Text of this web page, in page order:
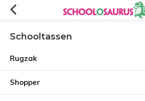
Schooltassen
Rugzak
Shopper